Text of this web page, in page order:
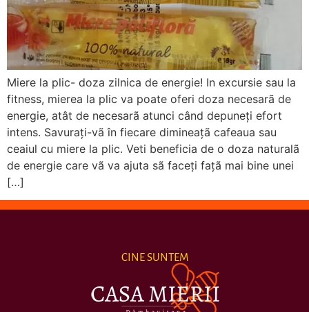
Miere la plic- doza zilnica de energie! In excursie sau la
fitness, mierea la plic va poate oferi doza necesarã de
energie, atât de necesarã atunci când depuneţi efort
intens. Savuraţi-vã în fiecare dimineaţã cafeaua sau
ceaiul cu miere la plic. Veti beneficia de o doza naturalã
de energie care vã va ajuta sã faceţi faţã mai bine unei
[…]
CINE SUNTEM